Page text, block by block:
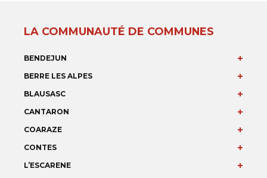
LA COMMUNAUTÉ DE COMMUNES
BENDEJUN
BERRE LES ALPES
BLAUSASC
CANTARON
COARAZE
CONTES
L’ESCARENE